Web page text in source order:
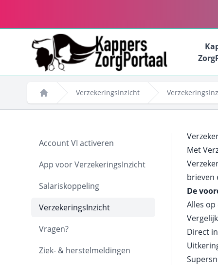
Home
VerzekeringsInzicht
Met
brieven
De
Alles op
Direct
Account VI activeren
App voor VerzekeringsInzicht
Salariskoppeling
VerzekeringsInzicht
Vragen?
Ziek- & herstelmeldingen